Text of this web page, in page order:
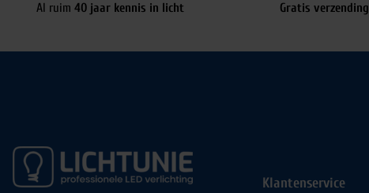
Al ruim 40 jaar kennis in licht Gratis verzending
Klantenservice